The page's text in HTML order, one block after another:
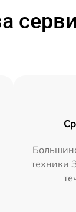
техники